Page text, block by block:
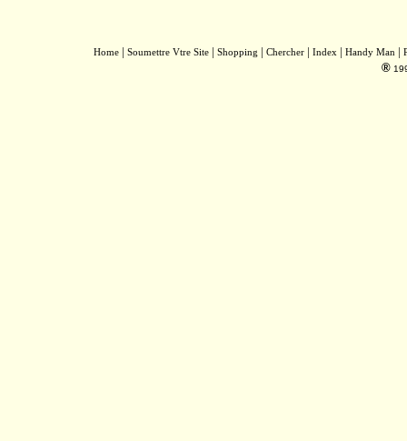
Home| Soumettre Vtre Site| Shopping | Chercher| Index| Handy Man|
®